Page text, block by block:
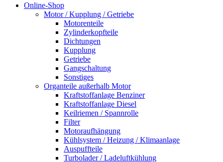
Online-Shop
Motor / Kupplung / Getriebe
Motorenteile
Zylinderkopfteile
Dichtungen
Kupplung
Getriebe
Gangschaltung
Sonstiges
Organteile außerhalb Motor
Kraftstoffanlage Benziner
Kraftstoffanlage Diesel
Keilriemen / Spannrolle
Filter
Motoraufhängung
Kühlsystem / Heizung / Klimaanlage
Auspuffteile
Turbolader / Ladeluftkühlung